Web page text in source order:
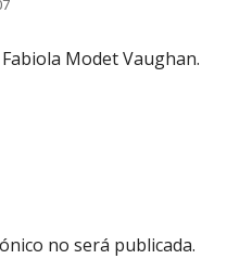
Modet Vaughan.
no será publicada.